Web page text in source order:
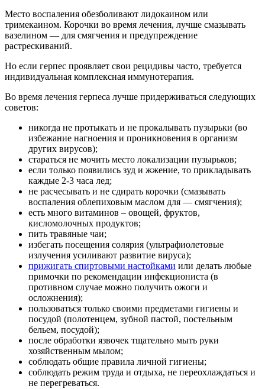
Место воспаления обезболивают лидокаином или
тримекаином. Корочки во время лечения, лучше смазывать
вазелином — для смягчения и предупреждение
растрескиваний.
Но если герпес проявляет свои рецидивы часто, требуется
индивидуальная комплексная иммунотерапия.
Во время лечения герпеса лучше придерживаться следующих
советов:
никогда не протыкать и не прокалывать пузырьки (во
избежание нагноения и проникновения в организм
других вирусов);
стараться не мочить место локализации пузырьков;
если только появились зуд и жжение, то прикладывать
каждые 2-3 часа лед;
не расчесывать и не сдирать корочки (смазывать
воспаления облепиховым маслом для — смягчения);
есть много витаминов – овощей, фруктов,
кисломолочных продуктов;
пить травяные чаи;
избегать посещения солярия (ультрафиолетовые
излучения усиливают развитие вируса);
прижигать спиртовыми настойками или делать любые
примочки по рекомендации инфекциониста (в
противном случае можно получить ожоги и
осложнения);
пользоваться только своими предметами гигиены и
посудой (полотенцем, зубной пастой, постельным
бельем, посудой);
после обработки язвочек тщательно мыть руки
хозяйственным мылом;
соблюдать общие правила личной гигиены;
соблюдать режим труда и отдыха, не переохлаждаться и
не перегреваться.